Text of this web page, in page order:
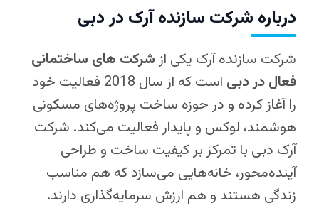
درباره شرکت سازنده آرک در دبی
شرکت سازنده آرک یکی ازشرکت‌ های ساختمانی
فعال در دبی
است که از سال 2018 فعالیت خود
را آغاز کرده و در حوزه ساخت پروژه‌های مسکونی
هوشمند، لوکس و پایدار فعالیت می‌کند. شرکت
آرک دبی با تمرکز بر کیفیت ساخت و طراحی
آینده‌محور، خانه‌هایی می‌سازد که هم مناسب
زندگی هستند و هم ارزش سرمایه‌گذاری دارند.